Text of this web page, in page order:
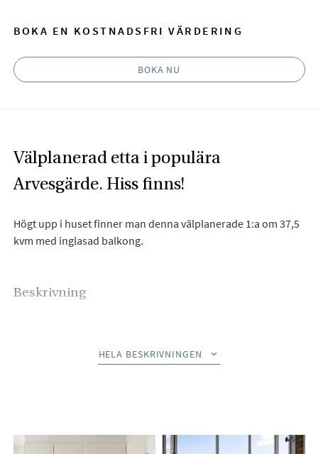
BOKA EN KOSTNADSFRI VÄRDERING
BOKA NU
Välplanerad etta i populära
Arvesgärde. Hiss finns!
Högt upp i huset finner man denna välplanerade 1:a om 37,5
kvm med inglasad balkong.
Beskrivning
stilrent helkaklat badrum och smakfullt kök med bra
Inglasningen gör att du kan sitta på balkongen tidigt på våren
HELA BESKRIVNINGEN